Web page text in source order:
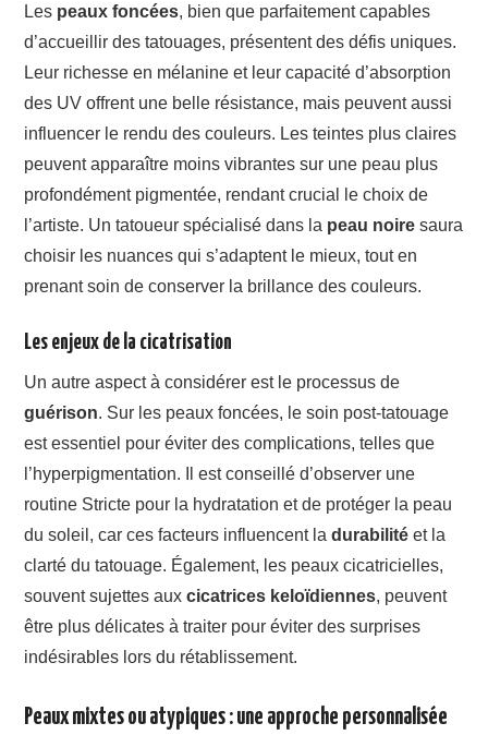
Les peaux foncées, bien que parfaitement capables
d’accueillir des tatouages, présentent des défis uniques.
Leur richesse en mélanine et leur capacité d’absorption
des UV offrent une belle résistance, mais peuvent aussi
influencer le rendu des couleurs. Les teintes plus claires
peuvent apparaître moins vibrantes sur une peau plus
profondément pigmentée, rendant crucial le choix de
l’artiste. Un tatoueur spécialisé dans la peau noire saura
choisir les nuances qui s’adaptent le mieux, tout en
prenant soin de conserver la brillance des couleurs.
Les enjeux de la cicatrisation
Un autre aspect à considérer est le processus de
guérison. Sur les peaux foncées, le soin post-tatouage
est essentiel pour éviter des complications, telles que
l’hyperpigmentation. Il est conseillé d’observer une
routine Stricte pour la hydratation et de protéger la peau
du soleil, car ces facteurs influencent ladurabilité et la
clarté du tatouage. Également, les peaux cicatricielles,
souvent sujettes auxcicatrices keloïdiennes, peuvent
être plus délicates à traiter pour éviter des surprises
indésirables lors du rétablissement.
Peaux mixtes ou atypiques : une approche personnalisée